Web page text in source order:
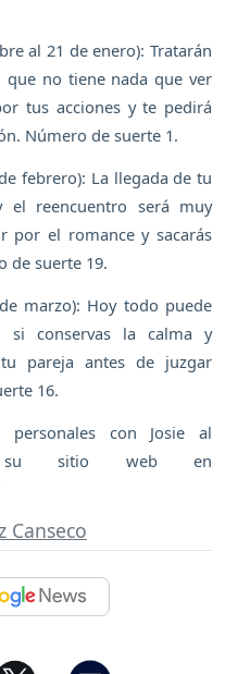
al 21 de enero): Tratarán
no tiene nada que ver
tus acciones y te pedirá
Número de suerte 1.
febrero): La llegada de tu
el reencuentro será muy
por el romance y sacarás
de suerte 19.
marzo): Hoy todo puede
si conservas la calma y
pareja antes de juzgar
16.
con Josie al
sitio web en
Canseco